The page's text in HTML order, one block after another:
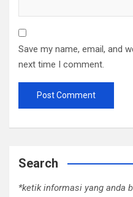
Save my name, email, and
next time I comment.
Search
*ketik informasi yang anda